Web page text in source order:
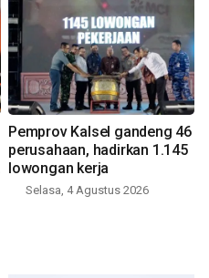
Pemprov Kalsel gandeng 46
perusahaan, hadirkan 1.145
lowongan kerja
Selasa, 4 Agustus 2026